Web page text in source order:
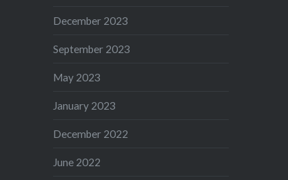
December 2023
September 2023
May 2023
January 2023
December 2022
June 2022